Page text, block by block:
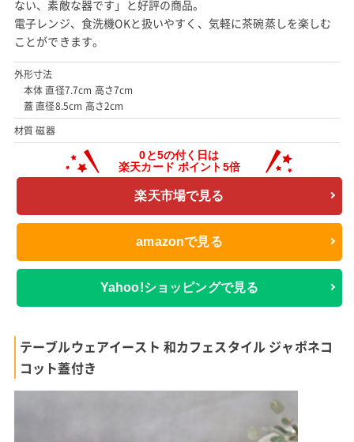
ない、素敵な器です」と好評の商品。
電子レンジ、食洗機OKと扱いやすく、気軽に茶碗蒸しを楽しむ
ことができます。
外形寸法
本体 直径7.7cm 高さ7cm
蓋 直径8.5cm 高さ2cm
材質 磁器
楽天市場で見る
amazonで見る
Yahoo!ショッピングで見る
テーブルウェアイースト 和カフェスタイル ジャポネコ
コット蓋付き